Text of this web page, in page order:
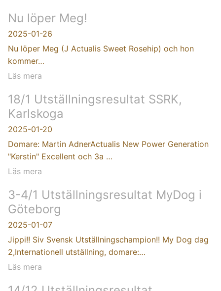
Nu löper Meg!
2025-01-26
Nu löper Meg (J Actualis Sweet Rosehip) och hon
kommer…
Läs mera
18/1 Utställningsresultat SSRK,
Karlskoga
2025-01-20
Domare: Martin AdnerActualis New Power Generation
"Kerstin" Excellent och 3a …
Läs mera
3-4/1 Utställningsresultat MyDog i
Göteborg
2025-01-07
Jippi!! Siv Svensk Utställningschampion!! My Dog dag
2,Internationell utställning, domare:…
Läs mera